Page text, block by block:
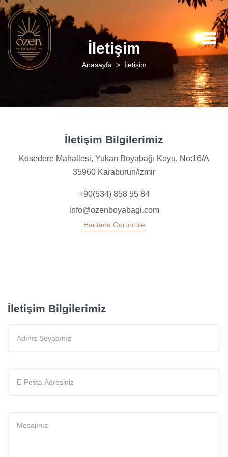
İletişim
Anasayfa İletişim
İletişim Bilgilerimiz
Kösedere Mahallesi, Yukarı Boyabağı Koyu, No:16/A
35960 Karaburun/İzmir
+90(534) 858 55 84
info@ozenboyabagi.com
Haritada Görüntüle
İletişim Bilgilerimiz